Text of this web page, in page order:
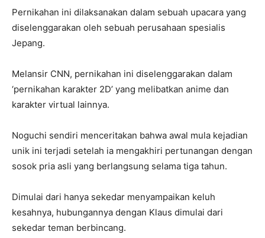
Pernikahan ini dilaksanakan dalam sebuah upacara yang
diselenggarakan oleh sebuah perusahaan spesialis
Jepang.
Melansir CNN, pernikahan ini diselenggarakan dalam
‘pernikahan karakter 2D’ yang melibatkan anime dan
karakter virtual lainnya.
Noguchi sendiri menceritakan bahwa awal mula kejadian
unik ini terjadi setelah ia mengakhiri pertunangan dengan
sosok pria asli yang berlangsung selama tiga tahun.
Dimulai dari hanya sekedar menyampaikan keluh
kesahnya, hubungannya dengan Klaus dimulai dari
sekedar teman berbincang.